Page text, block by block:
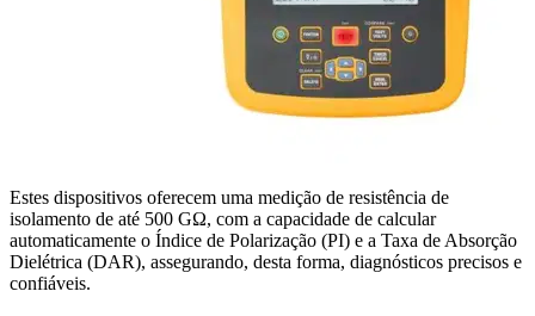
Estes dispositivos oferecem uma medição de resistência de
isolamento de até 500 GΩ, com a capacidade de calcular
automaticamente o Índice de Polarização (PI) e a Taxa de Absorção
Dielétrica (DAR), assegurando, desta forma, diagnósticos precisos e
confiáveis.